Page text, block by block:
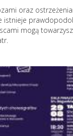
oraz
istnieje
mogą